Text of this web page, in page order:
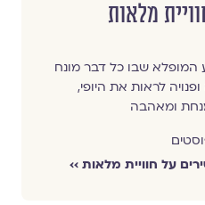
מלאות
שבו כל דבר מונח
לראות את היופי,
ומאהבה
על חוויית מלאות ››